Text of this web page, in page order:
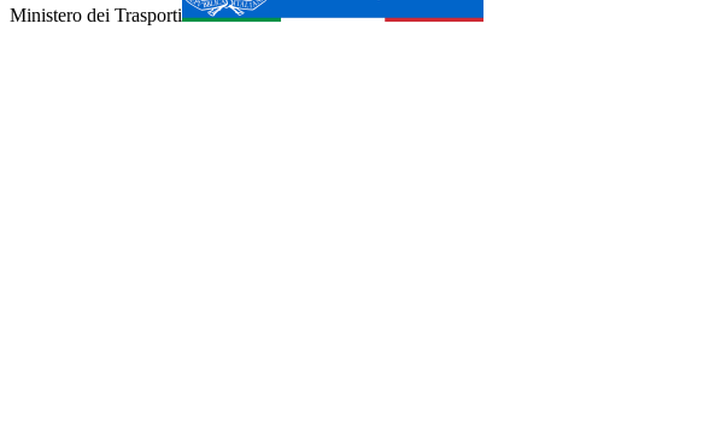
Ministero dei Trasporti